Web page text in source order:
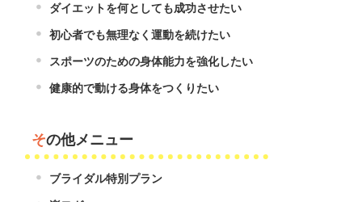
ダイエットを何としても成功させたい
初心者でも無理なく運動を続けたい
スポーツのための身体能力を強化したい
健康的で動ける身体をつくりたい
その他メニュー
ブライダル特別プラン